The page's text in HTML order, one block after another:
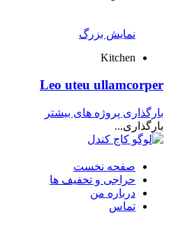
نمایش بزرگ
Kitchen
Leo uteu ullamcorper
بارگذاری پروژه های بیشتر
بارگذاری...
صفحه نخست
حراجی و تخفیف ها
درباره من
تماس